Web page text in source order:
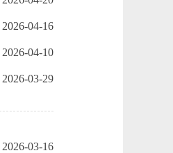
2026-04-16
2026-04-10
2026-03-29
2026-03-16